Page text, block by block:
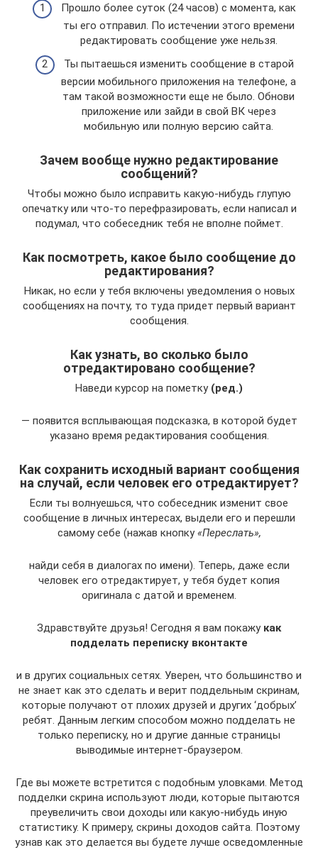
Прошло более суток (24 часов) с момента, как
ты его отправил. По истечении этого времени
редактировать сообщение уже нельзя.
Ты пытаешься изменить сообщение в старой
версии мобильного приложения на телефоне, а
там такой возможности еще не было. Обнови
приложение или зайди в свой ВК через
мобильную или полную версию сайта.
Зачем вообще нужно редактирование
сообщений?
Чтобы можно было исправить какую-нибудь глупую
опечатку или что-то перефразировать, если написал и
подумал, что собеседник тебя не вполне поймет.
Как посмотреть, какое было сообщение до
редактирования?
Никак, но если у тебя включены уведомления о новых
сообщениях на почту, то туда придет первый вариант
сообщения.
Как узнать, во сколько было
отредактировано сообщение?
Наведи курсор на пометку (ред.)
— появится всплывающая подсказка, в которой будет
указано время редактирования сообщения.
Как сохранить исходный вариант сообщения
на случай, если человек его отредактирует?
Если ты волнуешься, что собеседник изменит свое
сообщение в личных интересах, выдели его и перешли
самому себе (нажав кнопку«Переслать»,
найди себя в диалогах по имени). Теперь, даже если
человек его отредактирует, у тебя будет копия
оригинала с датой и временем.
Здравствуйте друзья! Сегодня я вам покажу как
подделать переписку вконтакте
и в других социальных сетях. Уверен, что большинство и
не знает как это сделать и верит поддельным скринам,
которые получают от плохих друзей и других ‘добрых’
ребят. Данным легким способом можно подделать не
только переписку, но и другие данные страницы
выводимые интернет-браузером.
Где вы можете встретится с подобным уловками. Метод
подделки скрина используют люди, которые пытаются
преувеличить свои доходы или какую-нибудь иную
статистику. К примеру, скрины доходов сайта. Поэтому
узнав как это делается вы будете лучше осведомленные